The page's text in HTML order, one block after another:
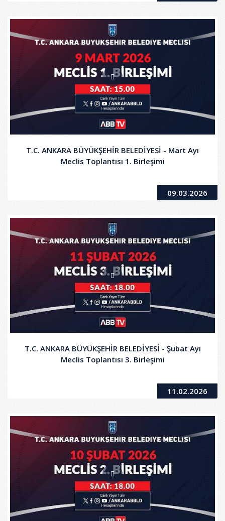
T.C. ANKARA BÜYÜKŞEHİR BELEDİYESİ - Mart Ayı
Meclis Toplantısı 1. Birleşimi
09.03.2026
T.C. ANKARA BÜYÜKŞEHİR BELEDİYESİ - Şubat Ayı
Meclis Toplantısı 3. Birleşimi
11.02.2026